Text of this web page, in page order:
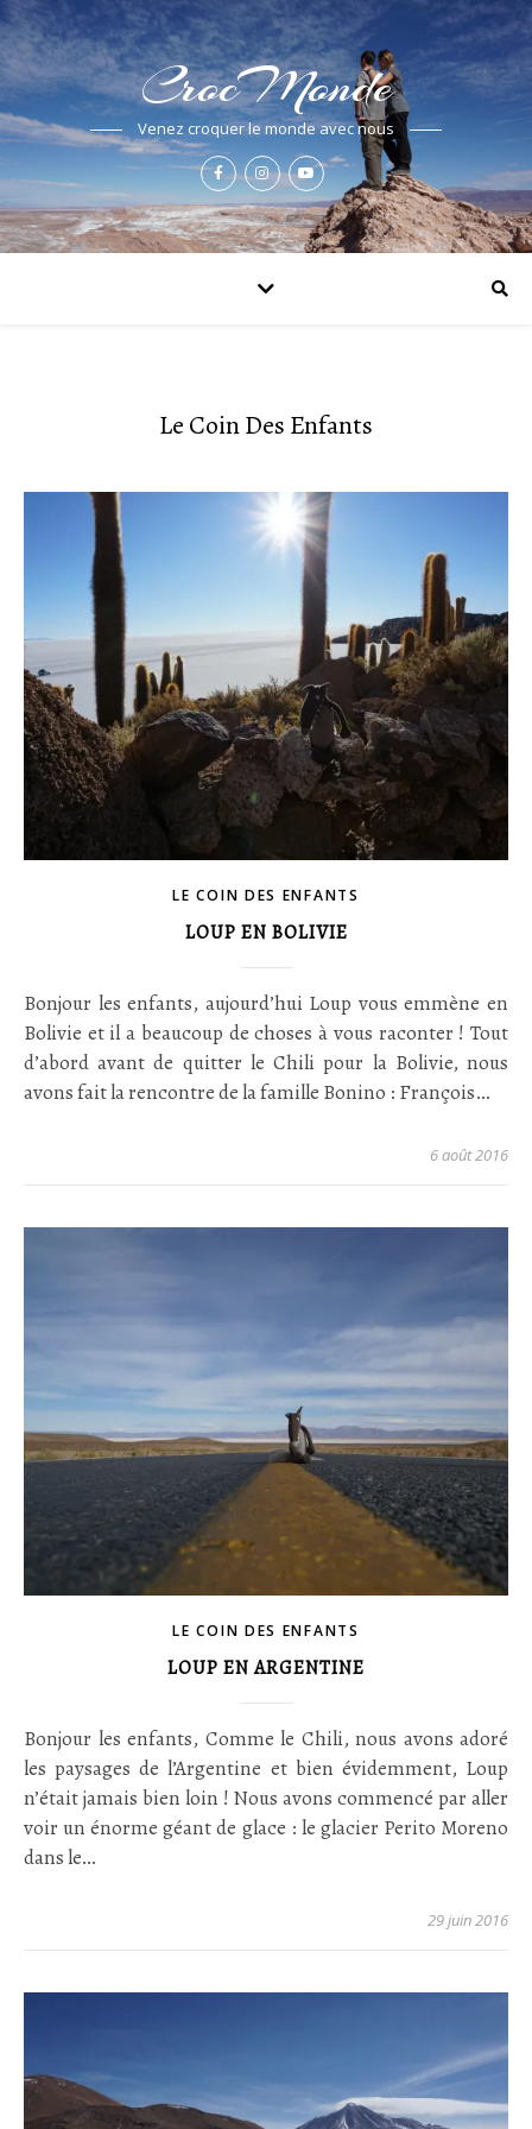
CrocMonde
Venez croquer le monde avec nous
Le Coin Des Enfants
LE COIN DES ENFANTS
LOUP EN BOLIVIE
Bonjour les enfants, aujourd’hui Loup vous emmène en
Bolivie et il a beaucoup de choses à vous raconter ! Tout
d’abord avant de quitter le Chili pour la Bolivie, nous
avons fait la rencontre de la famille Bonino : François…
6 août 2016
LE COIN DES ENFANTS
LOUP EN ARGENTINE
Bonjour les enfants, Comme le Chili, nous avons adoré
les paysages de l’Argentine et bien évidemment, Loup
n’était jamais bien loin ! Nous avons commencé par aller
voir un énorme géant de glace : le glacier Perito Moreno
dans le…
29 juin 2016